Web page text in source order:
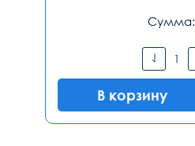
Сумма:
В корзину